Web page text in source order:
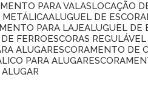
PARA VALAS LOCAÇÃO
METÁLICA ALUGUEL DE
PARA LAJE ALUGUEL
FERRO
ESCORAS
ALUGAR ESCORAMENTO DE
PARA ALUGAR
ALUGAR